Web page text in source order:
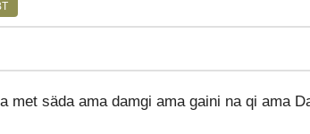
met säda ama damgi ama gaini na qi ama